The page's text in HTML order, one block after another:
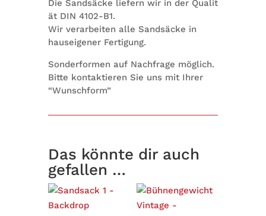
Die Sand­sä­cke lie­fern wir in der Qua­li­t
ät DIN 4102-B1.
Wir ver­ar­bei­ten alle Sand­sä­cke in
haus­ei­ge­ner Fertigung.
Son­der­for­men auf Nach­frage mög­lich.
Bitte kon­tak­tie­ren Sie uns mit Ihrer
“Wunsch­form”
Das könnte dir auch
gefallen …